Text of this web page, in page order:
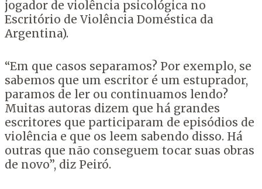
jogador de violência psicológica no
Escritório de Violência Doméstica da
Argentina).
“Em que casos separamos? Por exemplo, se
sabemos que um escritor é um estuprador,
paramos de ler ou continuamos lendo?
Muitas autoras dizem que há grandes
escritores que participaram de episódios de
violência e que os leem sabendo disso. Há
outras que não conseguem tocar suas obras
de novo”, diz Peiró.